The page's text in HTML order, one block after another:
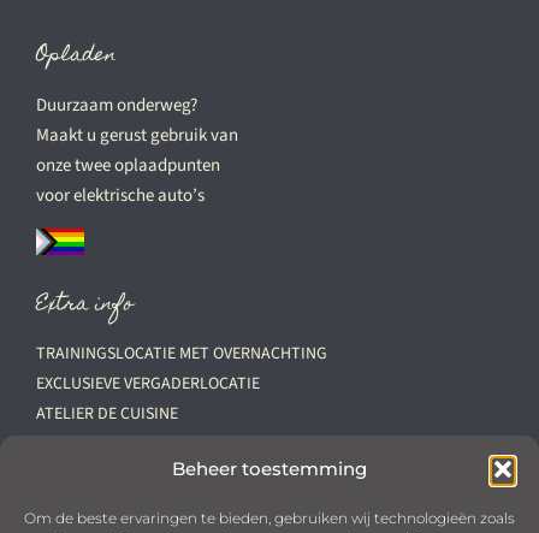
Beheer toestemming
Om de beste ervaringen te bieden, gebruiken wij technologieën zoals
Opladen
Duurzaam onderweg?
Maakt u gerust gebruik van
onze twee oplaadpunten
voor elektrische auto’s
Extra info
TRAININGSLOCATIE MET OVERNACHTING
EXCLUSIEVE VERGADERLOCATIE
ATELIER DE CUISINE